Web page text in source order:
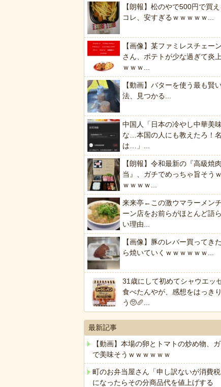
【朗報】松のやで500円で買
コレ、安すぎるｗｗｗｗｗ...
【画像】某ファミレスチェー
さん、ポテトが少な過ぎて炎
ｗｗｗ...
【動画】バターを使う最も賢
法、見つかる...
中国人「日本の冷やし中華美
な…本国の人にも教えたろ！
は…」...
【朗報】令和最新の『高級焼
当』、ガチでめっちゃ旨そう
ｗｗｗｗ...
来来亭←この激ウマラーメン
ーン店をお前らがほとんど語
い理由...
【画像】豚のレバー買ってき
ら焼いていくｗｗｗｗｗｗ...
31歳にして初めてシャウエッ
食べたんやが、感想をはっき
う🥺🥖...
最新記事
【動画】本場の卵とトマトの炒め物、
で美味そうｗｗｗｗｗｗ
町のお弁当屋さん「申し訳ないが消費
になったらその分商品代を値上げする